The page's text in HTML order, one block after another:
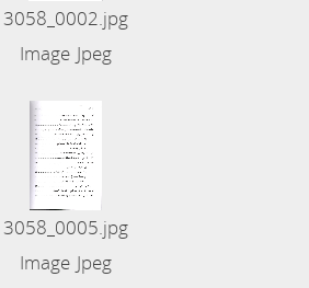
3058_0002.jpg
Image Jpeg
3058_0005.jpg
Image Jpeg